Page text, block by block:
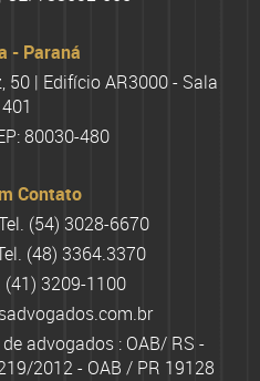
- Paraná
50 | Edifício AR3000 - Sala
80030-480
Contato
(54) 3028-6670
(48) 3364.3370
(41) 3209-1100
advogados : OAB/ RS -
2012 - OAB / PR 19128